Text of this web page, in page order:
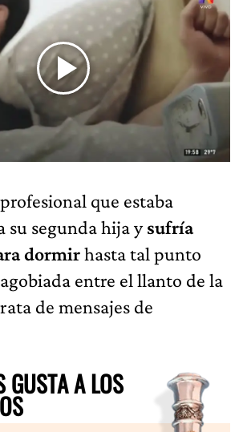
que estaba
su segunda hija ysufría
dormirhasta tal punto
entre el llanto de la
de mensajes de
GUSTA A LOS